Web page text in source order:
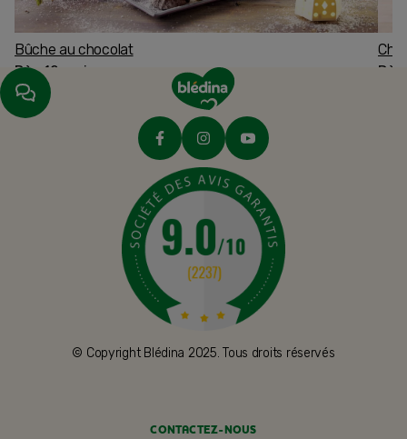
Bûche au chocolat
Dès 12 mois
© Copyright Blédina 2025. Tous droits réservés
CONTACTEZ-NOUS